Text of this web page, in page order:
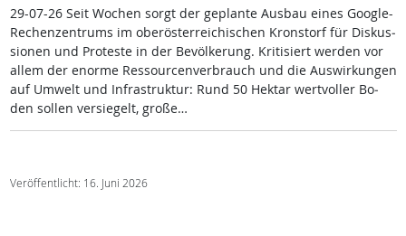
29-07-26 Seit Wo­chen sorgt der ge­plan­te Aus­bau ei­nes Goog­le-
Re­chen­zen­trums im ober­ös­t­er­rei­chi­schen Kron­s­torf für Dis­kus­
sio­nen und Pro­tes­te in der Be­völ­ke­rung. Kri­ti­siert wer­den vor
al­lem der enor­me Res­sour­cen­ver­brauch und die Aus­wir­kun­gen
auf Um­welt und In­fra­struk­tur: Rund 50 Hektar wert­vol­ler Bo­
den sol­len ver­sie­gelt, gro­ße…
Veröffentlicht: 16. Juni 2026